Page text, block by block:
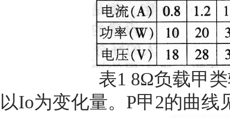
表1 8Ω负载甲
以Io为变化量。P甲2的曲